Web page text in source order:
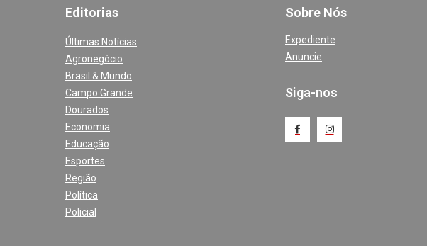
Editorias
Últimas Notícias
Agronegócio
Brasil & Mundo
Campo Grande
Dourados
Economia
Educação
Esportes
Região
Política
Policial
Sobre Nós
Expediente
Anuncie
Siga-nos